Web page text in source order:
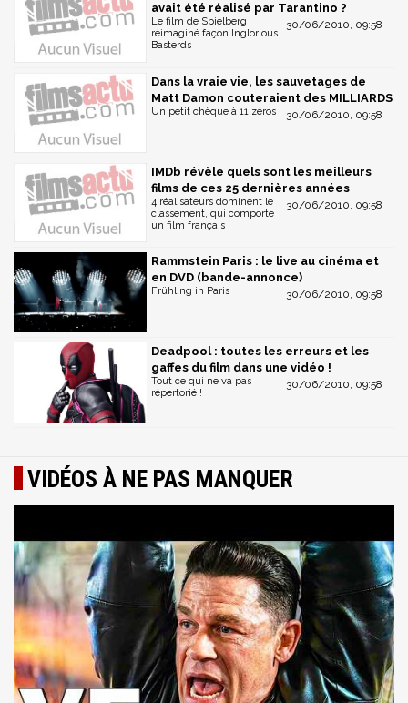
avait été réalisé par Tarantino ?
30/06/2010, 09:58
Le film de Spielberg
réimaginé façon Inglorious
Basterds
Dans la vraie vie, les sauvetages de
Matt Damon couteraient des MILLIARDS
30/06/2010, 09:58
Un petit chèque à 11 zéros !
IMDb révèle quels sont les meilleurs
films de ces 25 dernières années
30/06/2010, 09:58
4 réalisateurs dominent le
classement, qui comporte
un film français !
Rammstein Paris : le live au cinéma et
en DVD (bande-annonce)
30/06/2010, 09:58
Frühling in Paris
Deadpool : toutes les erreurs et les
gaffes du film dans une vidéo !
30/06/2010, 09:58
Tout ce qui ne va pas
répertorié !
VIDÉOS À NE PAS MANQUER